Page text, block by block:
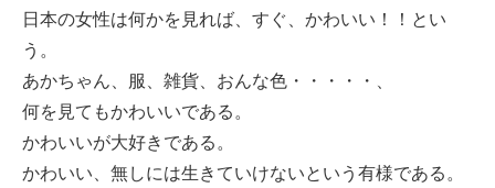
日本の女性は何かを見れば、すぐ、かわいい！！とい
う。
あかちゃん、服、雑貨、おんな色・・・・・、
何を見てもかわいいである。
かわいいが大好きである。
かわいい、無しには生きていけないという有様である。